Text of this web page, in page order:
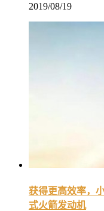
2019/08/19
获得更高效率，
式火箭发动机